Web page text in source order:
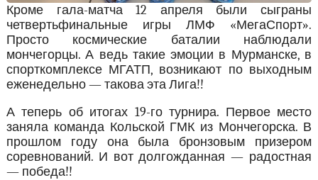
Кроме гала-матча 12 апреля были сыграны
четвертьфинальные игры ЛМФ «МегаСпорт».
Просто космические баталии наблюдали
мончегорцы. А ведь такие эмоции в Мурманске, в
спорткомплексе МГАТП, возникают по выходным
еженедельно — такова эта Лига!!
А теперь об итогах 19-го турнира. Первое место
заняла команда Кольской ГМК из Мончегорска. В
прошлом году она была бронзовым призером
соревнований. И вот долгожданная — радостная
— победа!!